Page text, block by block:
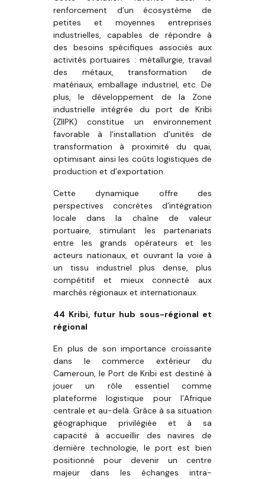
renforcement d’un écosystème de
petites et moyennes entreprises
industrielles, capables de répondre à
des besoins spécifiques associés aux
activités portuaires : métallurgie, travail
des métaux, transformation de
matériaux, emballage industriel, etc. De
plus, le développement de la Zone
industrielle intégrée du port de Kribi
(ZIIPK) constitue un environnement
favorable à l’installation d’unités de
transformation à proximité du quai,
optimisant ainsi les coûts logistiques de
production et d’exportation.
Cette dynamique offre des
perspectives concrètes d’intégration
locale dans la chaîne de valeur
portuaire, stimulant les partenariats
entre les grands opérateurs et les
acteurs nationaux, et ouvrant la voie à
un tissu industriel plus dense, plus
compétitif et mieux connecté aux
marchés régionaux et internationaux.
44 Kribi, futur hub sous-régional et
régional
En plus de son importance croissante
dans le commerce extérieur du
Cameroun, le Port de Kribi est destiné à
jouer un rôle essentiel comme
plateforme logistique pour l’Afrique
centrale et au-delà. Grâce à sa situation
géographique privilégiée et à sa
capacité à accueillir des navires de
dernière technologie, le port est bien
positionné pour devenir un centre
majeur dans les échanges intra-